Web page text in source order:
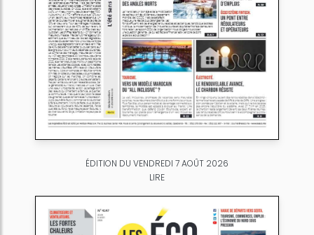
ÉDITION DU VENDREDI 7 AOÛT 2026
LIRE